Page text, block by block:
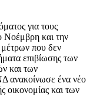
για τους
Νοέμβρη και την
που δεν
επιβίωσης των
και των
ανακοίνωσε ένα νέο
οικονομίας και των